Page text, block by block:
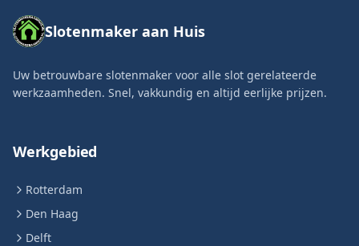
Slotenmaker aan Huis
Uw betrouwbare slotenmaker voor alle slot gerelateerde
werkzaamheden. Snel, vakkundig en altijd eerlijke prijzen.
Werkgebied
Rotterdam
Den Haag
Delft